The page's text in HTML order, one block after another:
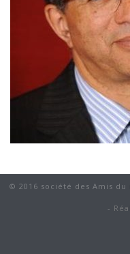
© 2016 société des Amis du
-